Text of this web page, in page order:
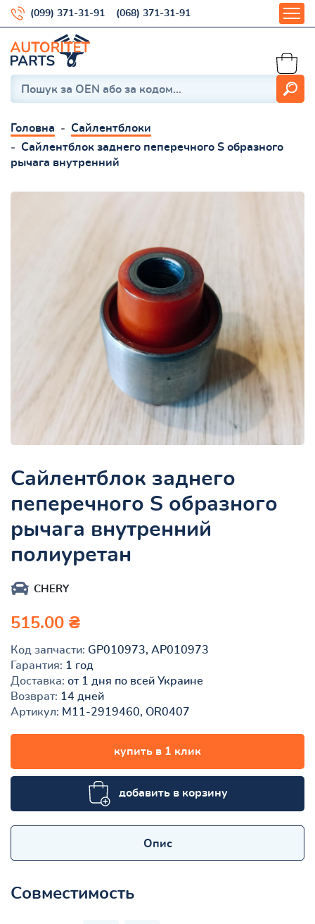
(099) 371-31-91 (068) 371-31-91
Головна
Сайлентблоки
Сайлентблок заднего пеперечного S образного
рычага внутренний
Сайлентблок заднего
пеперечного S образного
рычага внутренний
полиуретан
CHERY
515.00 ₴
Код запчасти: GP010973, AP010973
Гарантия: 1 год
Доставка: от 1 дня по всей Украине
Возврат: 14 дней
Артикул: M11-2919460, OR0407
купить в 1 клик
добавить в корзину
Опис
Совместимость